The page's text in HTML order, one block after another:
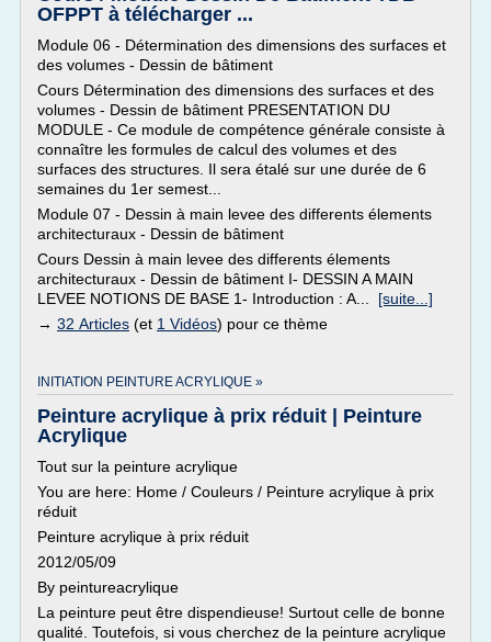
OFPPT à télécharger ...
Module 06 - Détermination des dimensions des surfaces et
des volumes - Dessin de bâtiment
Cours Détermination des dimensions des surfaces et des
volumes - Dessin de bâtiment PRESENTATION DU
MODULE - Ce module de compétence générale consiste à
connaître les formules de calcul des volumes et des
surfaces des structures. Il sera étalé sur une durée de 6
semaines du 1er semest...
Module 07 - Dessin à main levee des differents élements
architecturaux - Dessin de bâtiment
Cours Dessin à main levee des differents élements
architecturaux - Dessin de bâtiment I- DESSIN A MAIN
LEVEE NOTIONS DE BASE 1- Introduction : A... [suite...]
→ 32 Articles (et 1 Vidéos) pour ce thème
INITIATION PEINTURE ACRYLIQUE »
Peinture acrylique à prix réduit | Peinture
Acrylique
Tout sur la peinture acrylique
You are here: Home / Couleurs / Peinture acrylique à prix
réduit
Peinture acrylique à prix réduit
2012/05/09
By peintureacrylique
La peinture peut être dispendieuse! Surtout celle de bonne
qualité. Toutefois, si vous cherchez de la peinture acrylique